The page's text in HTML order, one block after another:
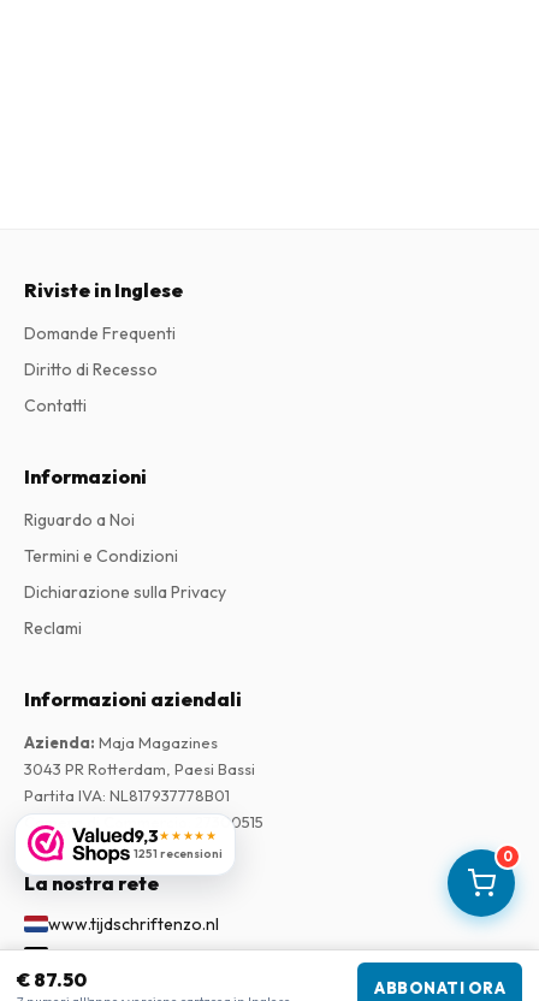
0
€ 87.50 ABBONATI ORA
9,3★★★★★
1251 recensioni
Riviste in Inglese
Domande Frequenti
Diritto di Recesso
Contatti
Informazioni
Riguardo a Noi
Termini e Condizioni
Dichiarazione sulla Privacy
Reclami
Informazioni aziendali
Azienda: Maja Magazines
3043 PR Rotterdam, Paesi Bassi
Partita IVA: NL817937778B01
Camera di Commercio
27300515
La nostra rete
www.tijdschriftenzo.nl
www.englischezeitschriften.de
www.magazinesenanglais.fr